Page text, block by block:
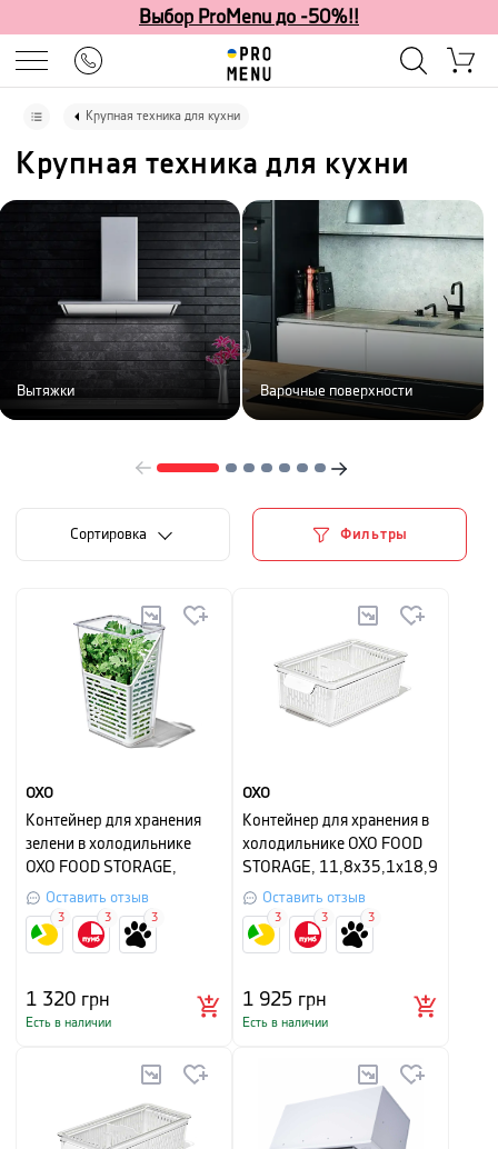
Выбор ProMenu до -50%!!
Крупная техника для кухни
Крупная техника для кухни
Вытяжки Варочные поверхности
Cортировка Фильтры
OXO
Контейнер для хранения
зелени в холодильнике
OXO FOOD STORAGE,
11,4х15,2х28,7 см, белый
Оставить отзыв
1 320 грн
Есть в наличии
3 3 3
OXO
Контейнер для хранения в
холодильнике OXO FOOD
STORAGE, 11,8х35,1х18,9
см, белый
Оставить отзыв
1 925 грн
Есть в наличии
3 3 3